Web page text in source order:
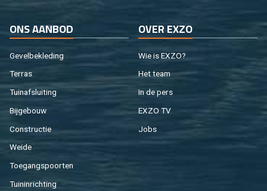
ONS AAN­BOD
Ge­vel­be­kle­ding
Ter­ras
Tuin­af­slui­ting
Bij­ge­bouw
Con­struc­tie
Weide
Toe­gangs­poor­ten
Tuin­in­rich­ting
OVER EXZO
Wie is EXZO?
Het team
In de pers
EXZO TV
Jobs